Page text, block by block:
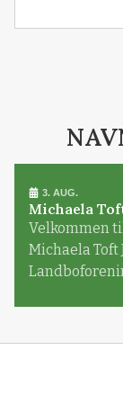
3. AUG.
Michaela
Velkommen
Michaela Toft